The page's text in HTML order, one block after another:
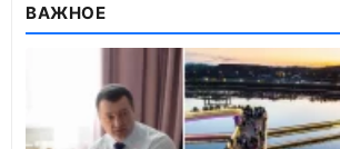
ВАЖНОЕ